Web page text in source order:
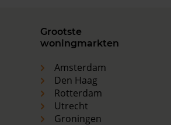
Grootste
woningmarkten
Amsterdam
Den Haag
Rotterdam
Utrecht
Groningen